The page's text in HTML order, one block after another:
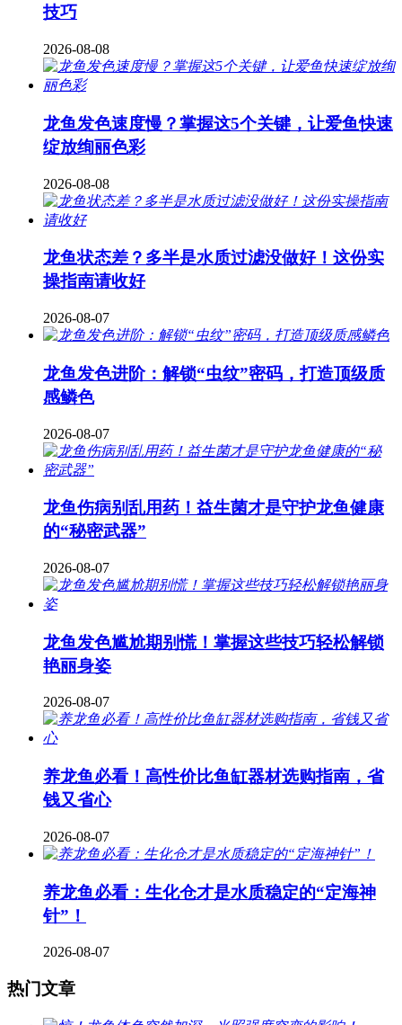
技巧
2026-08-08
龙鱼发色速度慢？掌握这5个关键，让爱鱼快速
绽放绚丽色彩
2026-08-08
龙鱼状态差？多半是水质过滤没做好！这份实
操指南请收好
2026-08-07
龙鱼发色进阶：解锁“虫纹”密码，打造顶级质
感鳞色
2026-08-07
龙鱼伤病别乱用药！益生菌才是守护龙鱼健康
的“秘密武器”
2026-08-07
龙鱼发色尴尬期别慌！掌握这些技巧轻松解锁
艳丽身姿
2026-08-07
养龙鱼必看！高性价比鱼缸器材选购指南，省
钱又省心
2026-08-07
养龙鱼必看：生化仓才是水质稳定的“定海神
针”！
2026-08-07
热门文章